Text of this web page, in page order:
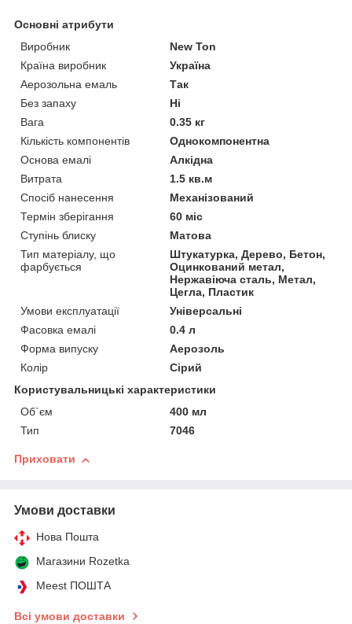
Основні атрибути
Виробник
New Ton
Країна виробник
Україна
Аерозольна емаль
Так
Без запаху
Ні
Вага
0.35 кг
Кількість компонентів
Однокомпонентна
Основа емалі
Алкідна
Витрата
1.5 кв.м
Спосіб нанесення
Механізований
Термін зберігання
60 міс
Ступінь блиску
Матова
Тип матеріалу, що
фарбується
Штукатурка, Дерево, Бетон,
Оцинкований метал,
Нержавіюча сталь, Метал,
Цегла, Пластик
Умови експлуатації
Універсальні
Фасовка емалі
0.4 л
Форма випуску
Аерозоль
Колір
Сірий
Користувальницькі характеристики
Об`єм
400 мл
Тип
7046
Приховати
Умови доставки
Нова Пошта
Магазини Rozetka
Meest ПОШТА
Всі умови доставки